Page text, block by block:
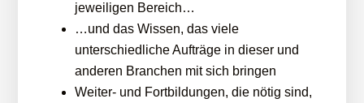
jeweiligen Bereich…
…und das Wissen, das viele
unterschiedliche Aufträge in dieser und
anderen Branchen mit sich bringen
Weiter- und Fortbildungen, die nötig sind,